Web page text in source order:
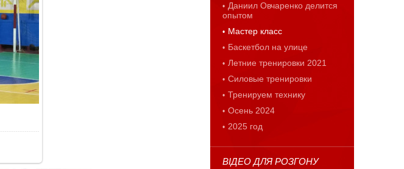
Даниил Овчаренко делится
опытом
Мастер класс
Баскетбол на улице
Летние тренировки 2021
Силовые тренировки
Тренируем технику
Осень 2024
2025 год
ВІДЕО ДЛЯ РОЗГОНУ